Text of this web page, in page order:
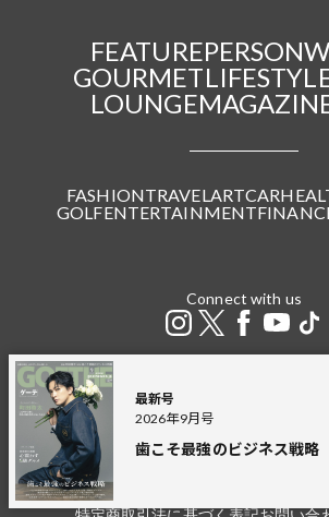
最新号
2026年9月号
歯こそ最強のビジネス戦略
FEATUREPERSON
GOURMET
LOUNGE
FASHIONTRAVELARTCAR
GOLFENTERTAINMENT
Connect with us
GOETHE LOUNGE
THE GOLD ONLINE幻冬舎
広告掲載